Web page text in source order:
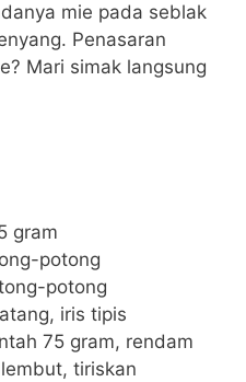
mie pada seblak
Penasaran
Mari simak langsung
gram
potong
potong
iris tipis
75 gram, rendam
tiriskan